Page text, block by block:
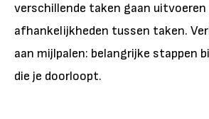
verschillende taken gaan
afhankelijkheden tussen taken.
aan mijlpalen: belangrijke stappen
die je doorloopt.